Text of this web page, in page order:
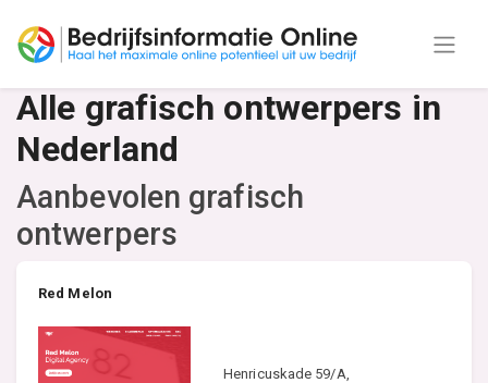
Alle grafisch ontwerpers in
Nederland
Aanbevolen grafisch
ontwerpers
Red Melon
Henricuskade 59/A,